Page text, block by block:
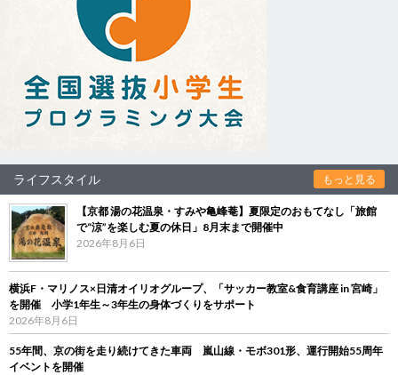
ライフスタイル もっと見る
【京都 湯の花温泉・すみや亀峰菴】夏限定のおもてなし「旅館
で“涼”を楽しむ夏の休日」8月末まで開催中
2026年8月6日
横浜F・マリノス×日清オイリオグループ、「サッカー教室&食育講座 in 宮崎」
を開催 小学1年生～3年生の身体づくりをサポート
2026年8月6日
55年間、京の街を走り続けてきた車両 嵐山線・モボ301形、運行開始55周年
イベントを開催